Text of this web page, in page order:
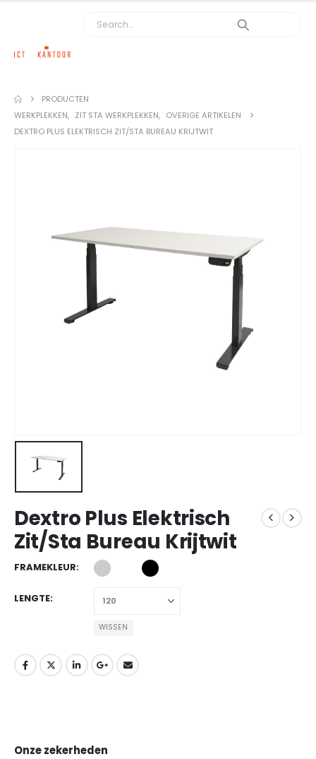
PRODUCTEN
WERKPLEKKEN, ZIT STA WERKPLEKKEN, OVERIGE ARTIKELEN
DEXTRO PLUS ELEKTRISCH ZIT/STA BUREAU KRIJTWIT
Dextro Plus Elektrisch
Zit/Sta Bureau Krijtwit
FRAMEKLEUR
LENGTE
WISSEN
Onze zekerheden